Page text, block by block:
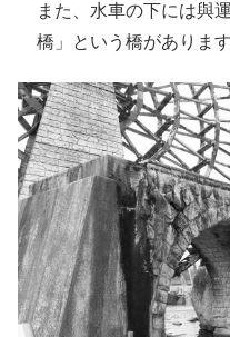
また、水車の下には與
橋」という橋があります